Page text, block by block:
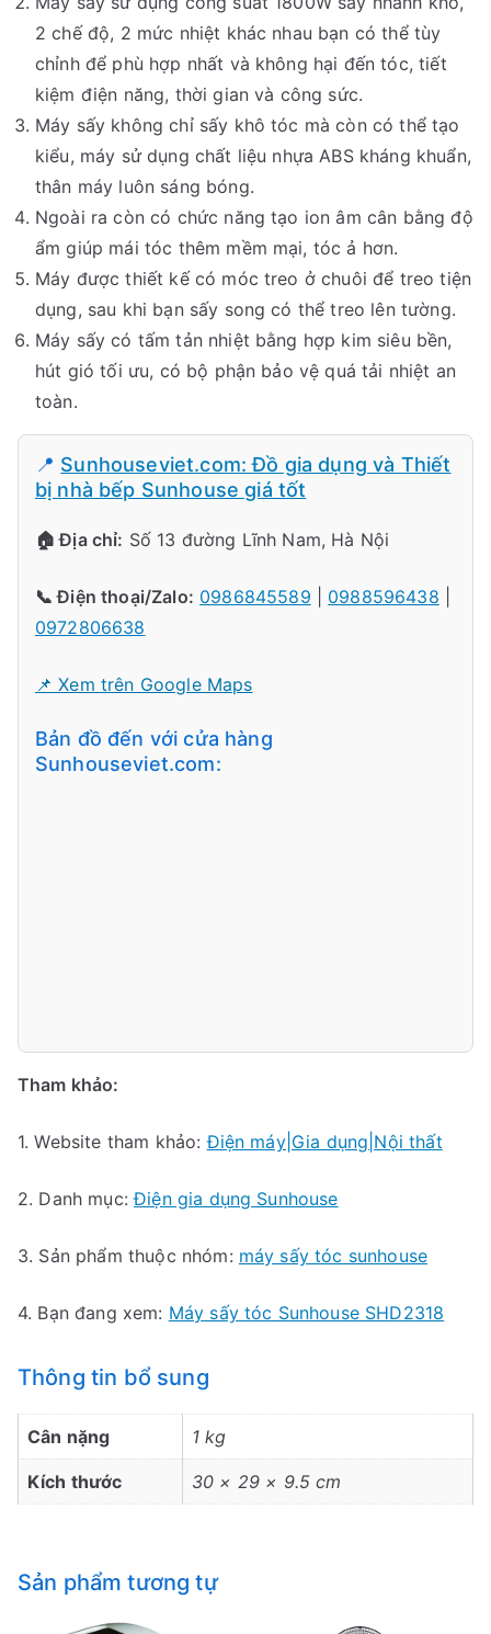
2 chế độ, 2 mức nhiệt khác nhau bạn có thể tùy
chỉnh để phù hợp nhất và không hại đến tóc, tiết
kiệm điện năng, thời gian và công sức.
Máy sấy không chỉ sấy khô tóc mà còn có thể tạo
kiểu, máy sử dụng chất liệu nhựa ABS kháng khuẩn,
thân máy luôn sáng bóng.
Ngoài ra còn có chức năng tạo ion âm cân bằng độ
ẩm giúp mái tóc thêm mềm mại, tóc ả hơn.
Máy được thiết kế có móc treo ở chuôi để treo tiện
dụng, sau khi bạn sấy song có thể treo lên tường.
Máy sấy có tấm tản nhiệt bằng hợp kim siêu bền,
hút gió tối ưu, có bộ phận bảo vệ quá tải nhiệt an
toàn.
📍 Sunhouseviet.com: Đồ gia dụng và Thiết
bị nhà bếp Sunhouse giá tốt
🏠 Địa chỉ: Số 13 đường Lĩnh Nam, Hà Nội
📞 Điện thoại/Zalo: 0986845589 0988596438
0972806638
📌 Xem trên Google Maps
Bản đồ đến với cửa hàng
Sunhouseviet.com:
Tham khảo:
1. Website tham khảo:Điện máy|Gia dụng|Nội thất
2. Danh mục:Điện gia dụng Sunhouse
3. Sản phẩm thuộc nhóm: máy sấy tóc sunhouse
4. Bạn đang xem: Máy sấy tóc Sunhouse SHD2318
Thông tin bổ sung
Cân nặng 1 kg
Kích thước 30 × 29 × 9.5 cm
Sản phẩm tương tự